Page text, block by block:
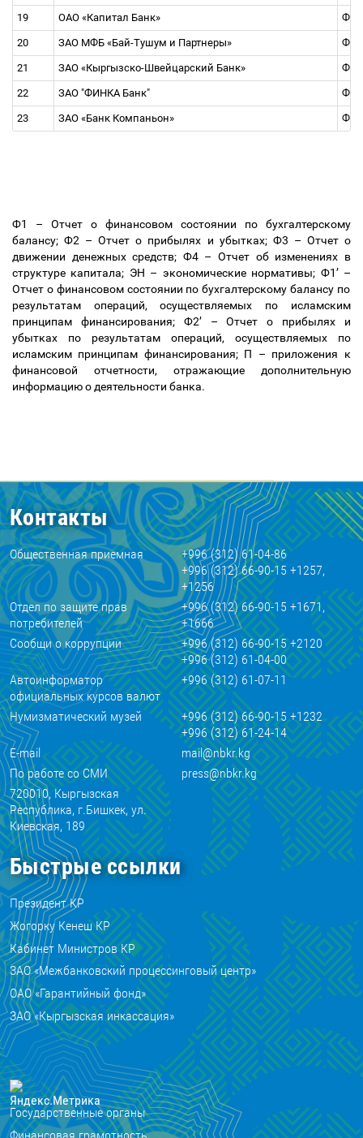
19 ОАО «Капитал Банк» Ф1,
20 ЗАО МФБ «Бай-Тушум и Партнеры» Ф1,
21 ЗАО «Кыргызско-Швейцарский Банк» Ф1,
22 ЗАО "ФИНКА Банк" Ф1,
23 ЗАО «Банк Компаньон» Ф1,
Ф1 – Отчет о финансовом состоянии по бухгалтерскому
балансу; Ф2 – Отчет о прибылях и убытках; Ф3 – Отчет о
движении денежных средств; Ф4 – Отчет об изменениях в
структуре капитала; ЭН – экономические нормативы; Ф1’ –
Отчет о финансовом состоянии по бухгалтерскому балансу по
результатам операций, осуществляемых по исламским
принципам финансирования; Ф2’ – Отчет о прибылях и
убытках по результатам операций, осуществляемых по
исламским принципам финансирования; П – приложения к
финансовой отчетности, отражающие дополнительную
информацию о деятельности банка.
Контакты
Общественная приемная
+996 (312) 61-04-86
+996 (312) 66-90-15 +1257,
+1256
Отдел по защите прав
потребителей
+996 (312) 66-90-15 +1671,
+1666
Сообщи о коррупции
+996 (312) 66-90-15 +2120
+996 (312) 61-04-00
Автоинформатор
официальных курсов валют
+996 (312) 61-07-11
Нумизматический музей
+996 (312) 66-90-15 +1232
+996 (312) 61-24-14
E-mail
mail@nbkr.kg
По работе со СМИ
press@nbkr.kg
720010, Кыргызская
Республика, г.Бишкек, ул.
Киевская, 189
Быстрые ссылки
Президент КР
Жогорку Кенеш КР
Кабинет Министров КР
ЗАО «Межбанковский процессинговый центр»
ОАО «Гарантийный фонд»
ЗАО «Кыргызская инкассация»
Государственные органы
Финансовая грамотность